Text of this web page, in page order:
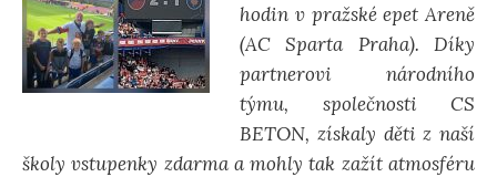
hodin v pražské epet Areně
(AC Sparta Praha). Díky
partnerovi národního
týmu, společnosti CS
BETON, získaly děti z naší
školy vstupenky zdarma a mohly tak zažít atmosféru